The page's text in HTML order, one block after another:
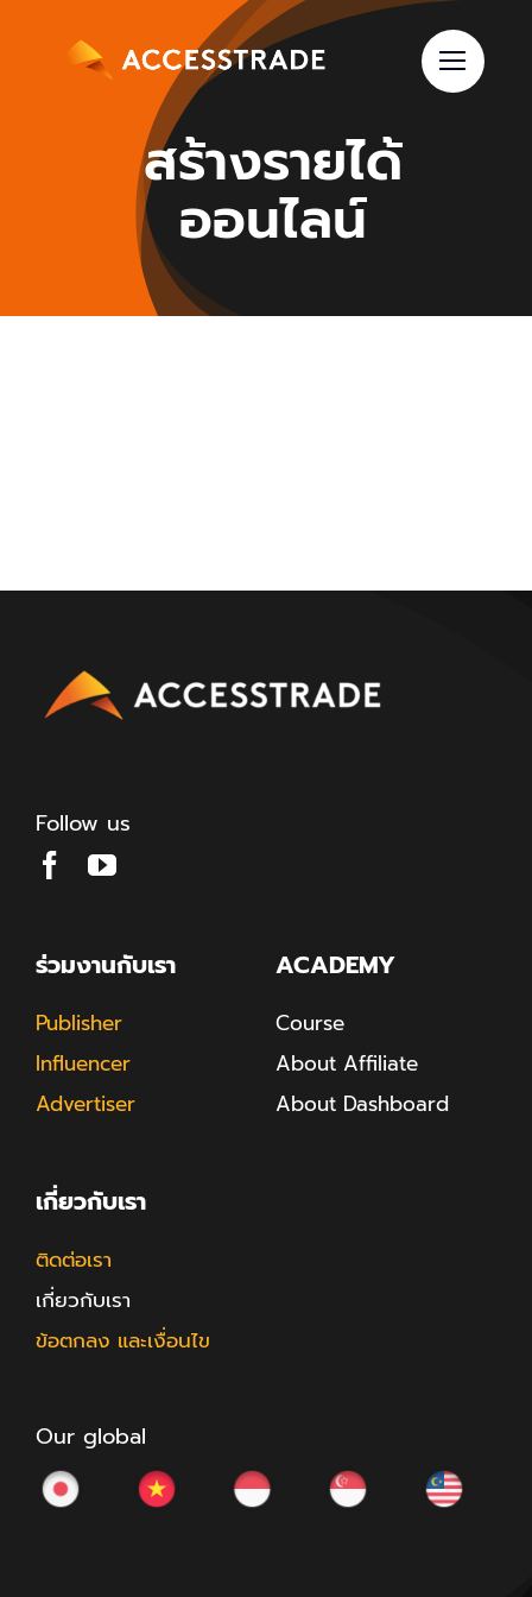
สร้างรายได้
ออนไลน์
Follow us
ร่วมงานกับเรา
Publisher
Influencer
Advertiser
ACADEMY
Course
About Affiliate
About Dashboard
เกี่ยวกับเรา
ติดต่อเรา
เกี่ยวกับเรา
ข้อตกลง และเงื่อนไข
Our global